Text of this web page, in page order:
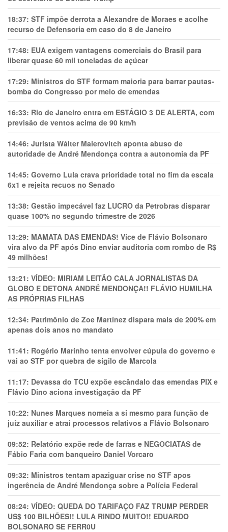
18:37: STF impõe derrota a Alexandre de Moraes e acolhe
recurso de Defensoria em caso do 8 de Janeiro
17:48: EUA exigem vantagens comerciais do Brasil para
liberar quase 60 mil toneladas de açúcar
17:29: Ministros do STF formam maioria para barrar pautas-
bomba do Congresso por meio de emendas
16:33: Rio de Janeiro entra em ESTÁGIO 3 DE ALERTA, com
previsão de ventos acima de 90 km/h
14:46: Jurista Wálter Maierovitch aponta abuso de
autoridade de André Mendonça contra a autonomia da PF
14:45: Governo Lula crava prioridade total no fim da escala
6x1 e rejeita recuos no Senado
13:38: Gestão impecável faz LUCRO da Petrobras disparar
quase 100% no segundo trimestre de 2026
13:29: MAMATA DAS EMENDAS! Vice de Flávio Bolsonaro
vira alvo da PF após Dino enviar auditoria com rombo de R$
49 milhões!
13:21: VÍDEO: MIRIAM LEITÃO CALA JORNALISTAS DA
GLOBO E DETONA ANDRÉ MENDONÇA!! FLÁVIO HUMILHA
AS PRÓPRIAS FILHAS
12:34: Patrimônio de Zoe Martínez dispara mais de 200% em
apenas dois anos no mandato
11:41: Rogério Marinho tenta envolver cúpula do governo e
vai ao STF por quebra de sigilo de Marcola
11:17: Devassa do TCU expõe escândalo das emendas PIX e
Flávio Dino aciona investigação da PF
10:22: Nunes Marques nomeia a si mesmo para função de
juiz auxiliar e atrai processos relativos a Flávio Bolsonaro
09:52: Relatório expõe rede de farras e NEGOCIATAS de
Fábio Faria com banqueiro Daniel Vorcaro
09:32: Ministros tentam apaziguar crise no STF apos
ingerência de André Mendonça sobre a Polícia Federal
08:24: VÍDEO: QUEDA DO TARIFAÇO FAZ TRUMP PERDER
US$ 100 BILHÕES!! LULA RINDO MUITO!! EDUARDO
BOLSONARO SE FERR0U